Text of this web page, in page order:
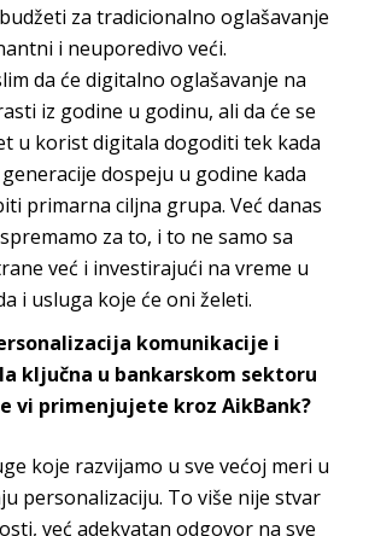
za tradicionalno oglašavanje
i neuporedivo veći.
da će digitalno oglašavanje na
iz godine u godinu, ali da će se
u korist digitala dogoditi tek kada
dospeju u godine kada
primarna ciljna grupa. Već danas
za to, i to ne samo sa
već i investirajući na vreme u
i usluga koje će oni želeti.
komunikacije i
ključna u bankarskom sektoru
vi primenjujete krozAikBank?
koje razvijamo u sve većoj meri u
personalizaciju. To više nije stvar
već adekvatan odgovor na sve